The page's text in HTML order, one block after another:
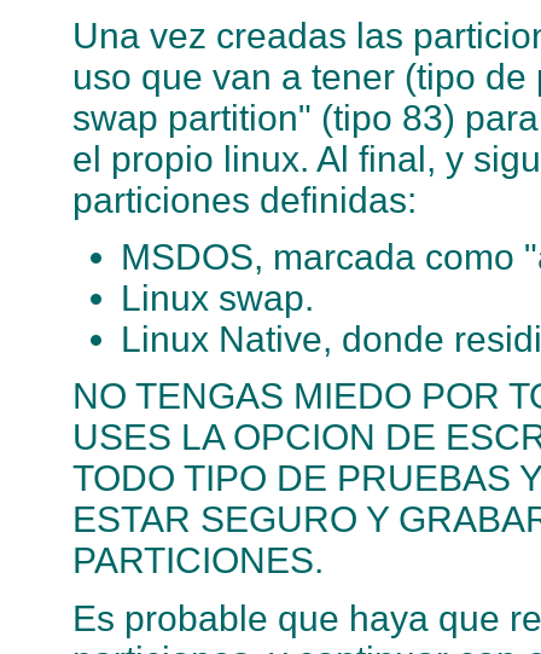
Una vez creadas las
uso que van a tener (tipo
swap partition" (tipo 83)
el propio linux. Al final, y
particiones definidas:
MSDOS, marcada como
Linux swap.
Linux Native, donde
NO TENGAS MIEDO POR
USES LA OPCION DE
TODO TIPO DE PRUEBAS
ESTAR SEGURO Y
PARTICIONES.
Es probable que haya que